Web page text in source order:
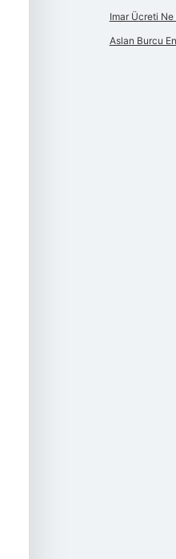
Imar Ücreti Ne
Aslan Burcu